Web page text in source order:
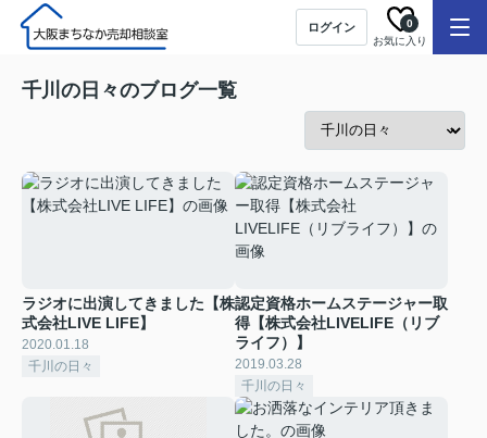
ログイン
お気に入り
0
千川の日々のブログ一覧
ラジオに出演してきました【株
式会社LIVE LIFE】
2020.01.18
千川の日々
認定資格ホームステージャー取
得【株式会社LIVELIFE（リブ
ライフ）】
2019.03.28
千川の日々